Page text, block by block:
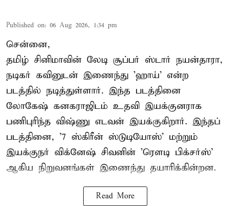
Published on: 06 Aug 2026, 1:34 pm
சென்னை,
தமிழ் சினிமாவின் லேடி சூப்பர் ஸ்டார் நயன்தாரா,
நடிகர் கவினுடன் இணைந்து 'ஹாய்' என்ற
படத்தில் நடித்துள்ளார். இந்த படத்தினை
லோகேஷ் கனகராஜிடம் உதவி இயக்குனராக
பணிபுரிந்த விஷ்ணு எடவன் இயக்குகிறார். இந்தப்
படத்தினை, '7 ஸ்கிரீன் ஸ்டுடியோஸ்' மற்றும்
இயக்குநர் விக்னேஷ் சிவனின் 'ரௌடி பிக்சர்ஸ்'
ஆகிய நிறுவனங்கள் இணைந்து தயாரிக்கின்றன.
Read More